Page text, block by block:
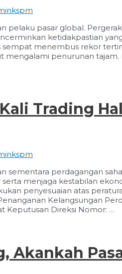
pelaku pasar global.
ketidakpastian
sempat menembus rekor
mengalami penurunan
Trading
sementara perdagangan
menjaga kestabilan
penyesuaian atas
Kelangsungan
Keputusan Direksi Nomor: …
Akankah